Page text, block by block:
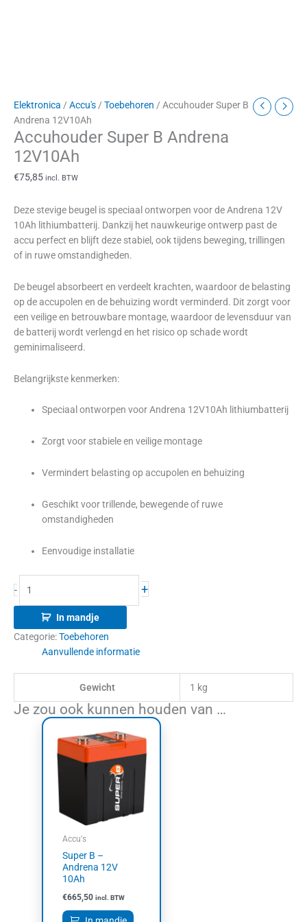
Elektronica / Accu's / Toebehoren / Accuhouder Super B
Andrena 12V10Ah
Accuhouder Super B Andrena
12V10Ah
€75,85 incl. BTW
Deze stevige beugel is speciaal ontworpen voor de Andrena 12V
10Ah lithiumbatterij. Dankzij het nauwkeurige ontwerp past de
accu perfect en blijft deze stabiel, ook tijdens beweging, trillingen
of in ruwe omstandigheden.
De beugel absorbeert en verdeelt krachten, waardoor de belasting
op de accupolen en de behuizing wordt verminderd. Dit zorgt voor
een veilige en betrouwbare montage, waardoor de levensduur van
de batterij wordt verlengd en het risico op schade wordt
geminimaliseerd.
Belangrijkste kenmerken:
Speciaal ontworpen voor Andrena 12V10Ah lithiumbatterij
Zorgt voor stabiele en veilige montage
Vermindert belasting op accupolen en behuizing
Geschikt voor trillende, bewegende of ruwe
omstandigheden
Eenvoudige installatie
- +
In mandje
Categorie:Toebehoren
Aanvullende informatie
Gewicht 1 kg
Je zou ook kunnen houden van …
Accu's
Super B –
Andrena 12V
10Ah
€665,50 incl. BTW